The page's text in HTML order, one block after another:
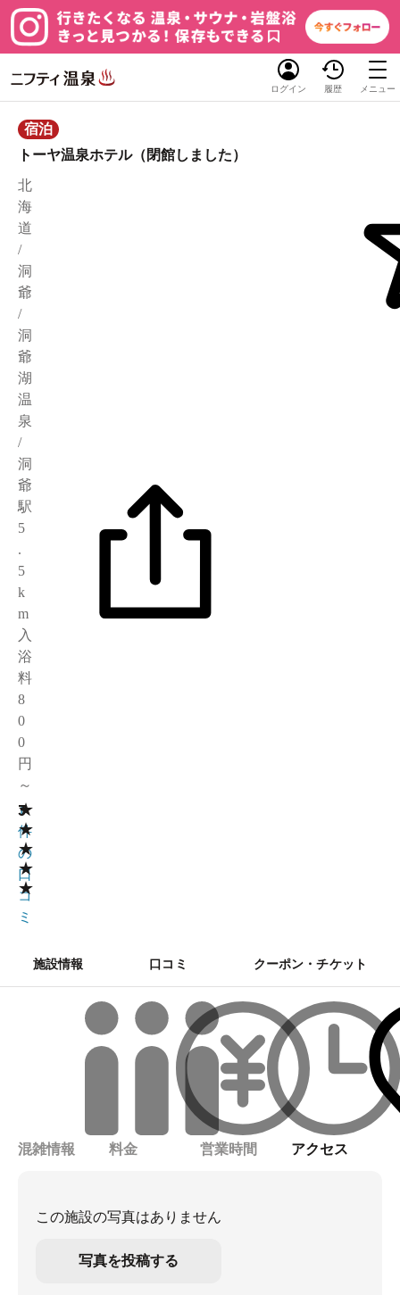
ログイン 履歴 メニュー
宿泊
トーヤ温泉ホテル（閉館しました）
北
海
道
/
洞
爺
/
洞
爺
湖
温
泉
/
洞
爺
駅
5
.
5
k
m
入
浴
料
8
0
0
円
～
★
★
★
★
★
3
1
件
の
口
コ
ミ
施設情報 口コミ クーポン・チケット
混雑情報 料金 営業時間 アクセス
この施設の写真はありません
写真を投稿する